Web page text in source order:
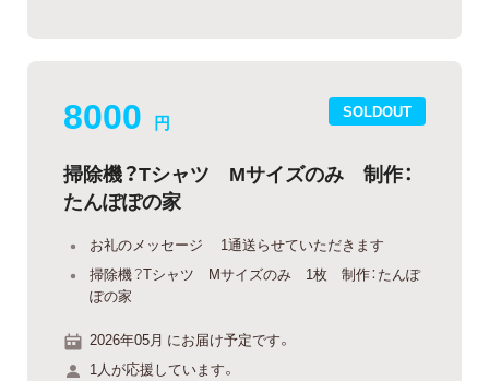
SOLDOUT
8000 円
掃除機？Tシャツ Mサイズのみ 制作：
たんぽぽの家
お礼のメッセージ 1通送らせていただきます
掃除機？Tシャツ Mサイズのみ 1枚 制作：たんぽ
ぽの家
2026年05月 にお届け予定です。
1人が応援しています。